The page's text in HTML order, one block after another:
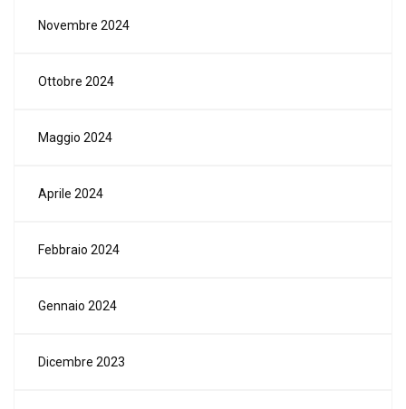
Novembre 2024
Ottobre 2024
Maggio 2024
Aprile 2024
Febbraio 2024
Gennaio 2024
Dicembre 2023